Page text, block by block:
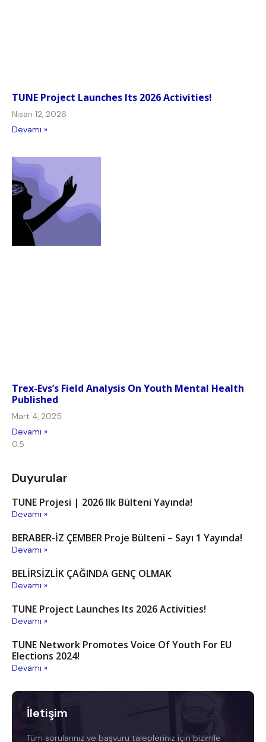
TUNE Project Launches Its 2026 Activities!
Nisan 12, 2026
Devamı »
Trex-Evs’s Field Analysis On Youth Mental Health
Published
Mart 4, 2025
Devamı »
Duyurular
TUNE Projesi | 2026 Ilk Bülteni Yayında!
Devamı »
BERABER-İZ ÇEMBER Proje Bülteni – Sayı 1 Yayında!
Devamı »
BELİRSİZLİK ÇAĞINDA GENÇ OLMAK
Devamı »
TUNE Project Launches Its 2026 Activities!
Devamı »
TUNE Network Promotes Voice Of Youth For EU
Elections 2024!
Devamı »
İletişim
Tüm sorularınız ve başvuru talepleriniz için bizimle